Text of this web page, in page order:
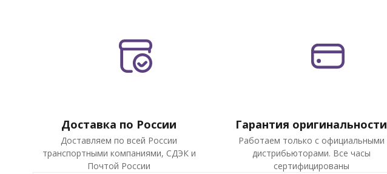
Доставка по России
Доставляем по всей России
транспортными компаниями, СДЭК и
Почтой России
Гарантия оригинальности
Работаем только с официальными
дистрибьюторами. Все часы
сертифицированы